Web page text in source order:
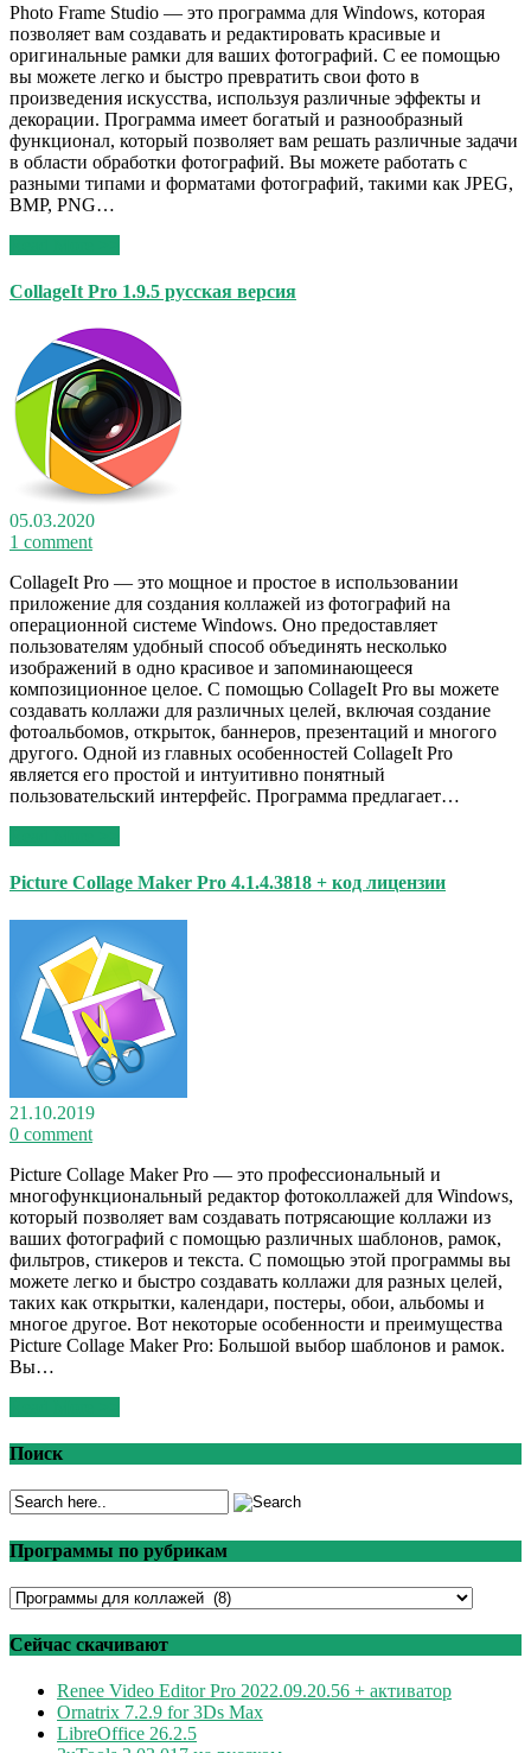
Photo Frame Studio — это программа для Windows, которая
позволяет вам создавать и редактировать красивые и
оригинальные рамки для ваших фотографий. С ее помощью
вы можете легко и быстро превратить свои фото в
произведения искусства, используя различные эффекты и
декорации. Программа имеет богатый и разнообразный
функционал, который позволяет вам решать различные задачи
в области обработки фотографий. Вы можете работать с
разными типами и форматами фотографий, такими как JPEG,
BMP, PNG…
CollageIt Pro 1.9.5 русская версия
05.03.2020
1 comment
CollageIt Pro — это мощное и простое в использовании
приложение для создания коллажей из фотографий на
операционной системе Windows. Оно предоставляет
пользователям удобный способ объединять несколько
изображений в одно красивое и запоминающееся
композиционное целое. С помощью CollageIt Pro вы можете
создавать коллажи для различных целей, включая создание
фотоальбомов, открыток, баннеров, презентаций и многого
другого. Одной из главных особенностей CollageIt Pro
является его простой и интуитивно понятный
пользовательский интерфейс. Программа предлагает…
Picture Collage Maker Pro 4.1.4.3818 + код лицензии
21.10.2019
0 comment
Picture Collage Maker Pro — это профессиональный и
многофункциональный редактор фотоколлажей для Windows,
который позволяет вам создавать потрясающие коллажи из
ваших фотографий с помощью различных шаблонов, рамок,
фильтров, стикеров и текста. С помощью этой программы вы
можете легко и быстро создавать коллажи для разных целей,
таких как открытки, календари, постеры, обои, альбомы и
многое другое. Вот некоторые особенности и преимущества
Picture Collage Maker Pro: Большой выбор шаблонов и рамок.
Вы…
Поиск
Программы по рубрикам
Программы
рубрикам
Сейчас скачивают
Renee Video Editor Pro 2022.09.20.56 + активатор
Ornatrix 7.2.9 for 3Ds Max
LibreOffice 26.2.5